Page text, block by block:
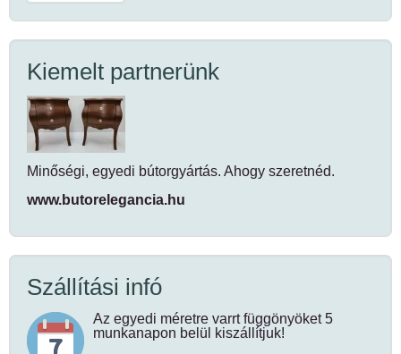
Kiemelt partnerünk
Minőségi, egyedi bútorgyártás. Ahogy szeretnéd.
www.butorelegancia.hu
Szállítási infó
Az egyedi méretre varrt függönyöket 5
munkanapon belül kiszállítjuk!